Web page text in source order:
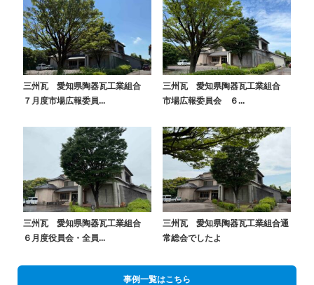
三州瓦 愛知県陶器瓦工業組合
７月度市場広報委員...
三州瓦 愛知県陶器瓦工業組合
市場広報委員会 ６...
三州瓦 愛知県陶器瓦工業組合
６月度役員会・全員...
三州瓦 愛知県陶器瓦工業組合通
常総会でしたよ
事例一覧はこちら